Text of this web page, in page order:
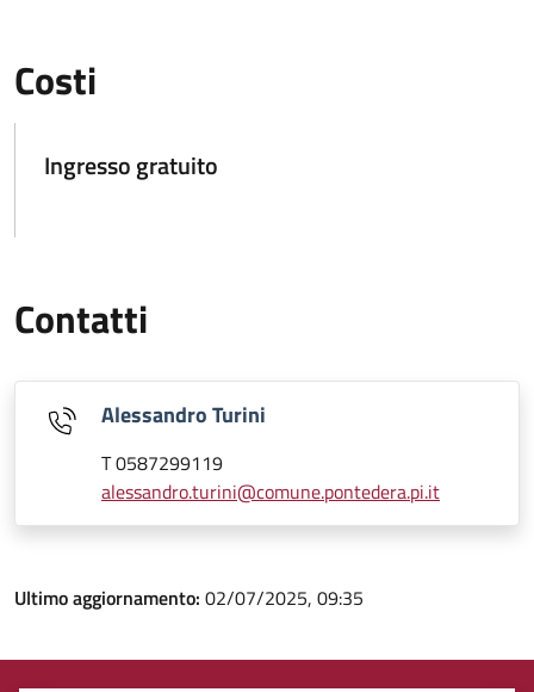
Costi
Ingresso gratuito
Contatti
Alessandro Turini
T 0587299119
alessandro.turini@comune.pontedera.pi.it
Ultimo aggiornamento: 02/07/2025, 09:35